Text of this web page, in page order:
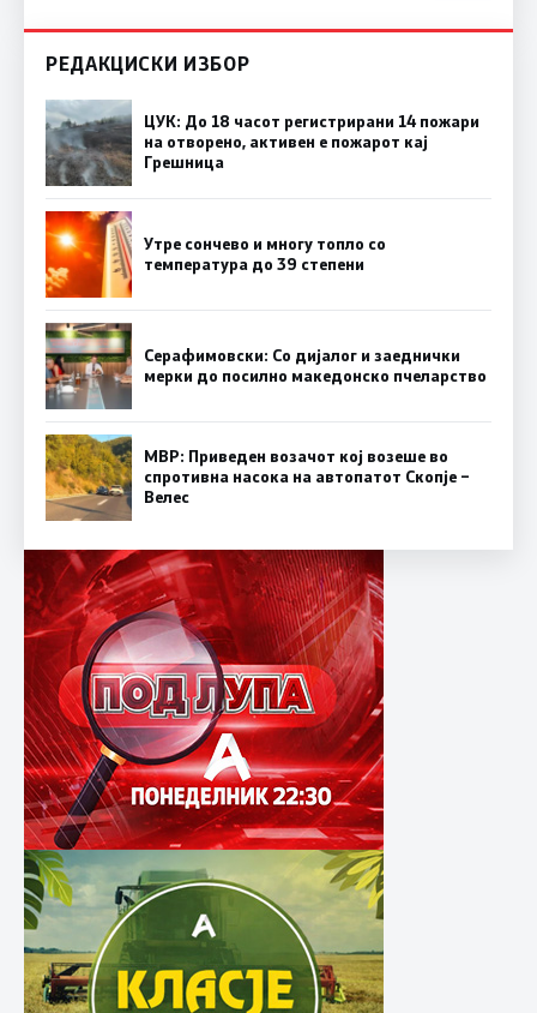
РЕДАКЦИСКИ ИЗБОР
ЦУК: До 18 часот регистрирани 14 пожари
на отворено, активен е пожарот кај
Грешница
Утре сончево и многу топло со
температура до 39 степени
Серафимовски: Со дијалог и заеднички
мерки до посилно македонско пчеларство
МВР: Приведен возачот кој возеше во
спротивна насока на автопатот Скопје –
Велес